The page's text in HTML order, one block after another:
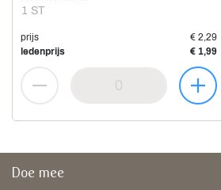
1 ST
prijs
€ 2,29
ledenprijs
€ 1,99
Doe mee